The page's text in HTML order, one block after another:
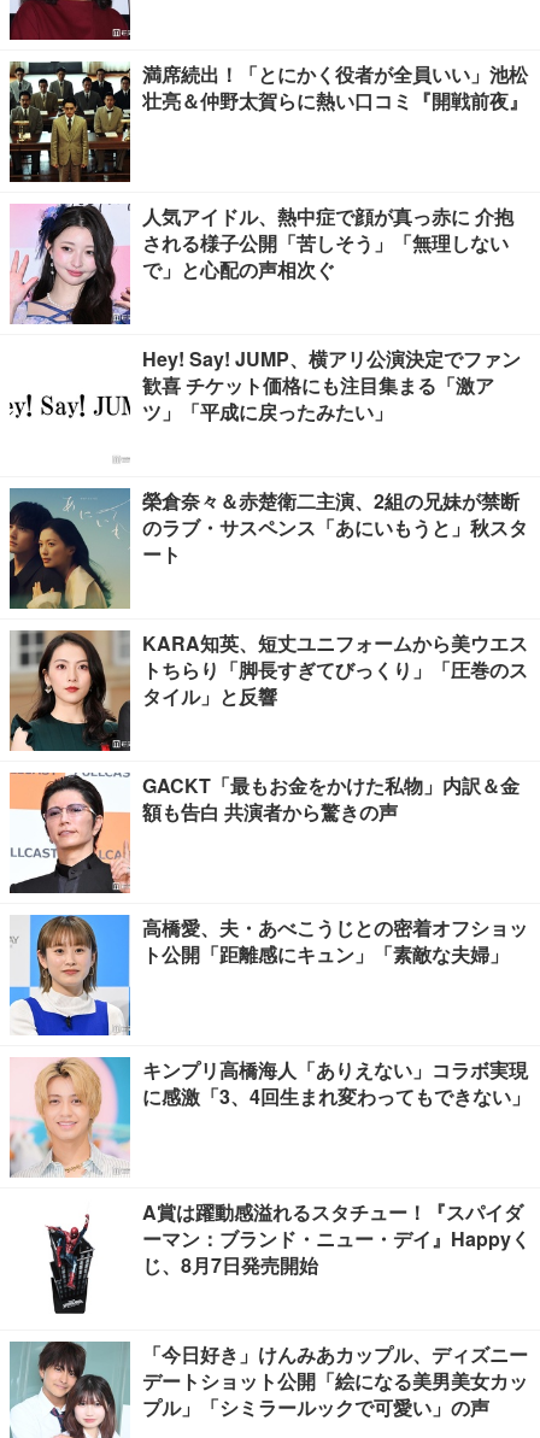
満席続出！「とにかく役者が全員いい」池松
壮亮＆仲野太賀らに熱い口コミ『開戦前夜』
人気アイドル、熱中症で顔が真っ赤に 介抱
される様子公開「苦しそう」「無理しない
で」と心配の声相次ぐ
Hey! Say! JUMP、横アリ公演決定でファン
歓喜 チケット価格にも注目集まる「激ア
ツ」「平成に戻ったみたい」
榮倉奈々＆赤楚衛二主演、2組の兄妹が禁断
のラブ・サスペンス「あにいもうと」秋スタ
ート
KARA知英、短丈ユニフォームから美ウエス
トちらり「脚長すぎてびっくり」「圧巻のス
タイル」と反響
GACKT「最もお金をかけた私物」内訳＆金
額も告白 共演者から驚きの声
高橋愛、夫・あべこうじとの密着オフショッ
ト公開「距離感にキュン」「素敵な夫婦」
キンプリ高橋海人「ありえない」コラボ実現
に感激「3、4回生まれ変わってもできない」
A賞は躍動感溢れるスタチュー！『スパイダ
ーマン：ブランド・ニュー・デイ』Happyく
じ、8月7日発売開始
「今日好き」けんみあカップル、ディズニー
デートショット公開「絵になる美男美女カッ
プル」「シミラールックで可愛い」の声